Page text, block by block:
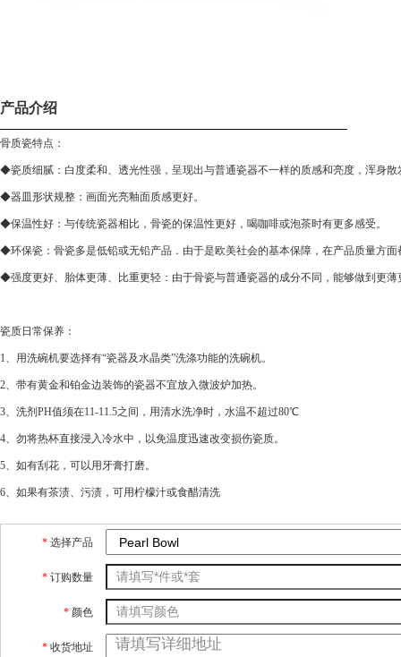
产品介绍
骨质瓷特点：
◆瓷质细腻：白度柔和、透光性强，呈现出与普通瓷器不一样的质感和亮度，浑身散
◆器皿形状规整：画面光亮釉面质感更好。
◆保温性好：与传统瓷器相比，骨瓷的保温性更好，喝咖啡或泡茶时有更多感受。
◆环保瓷：骨瓷多是低铅或无铅产品．由于是欧美社会的基本保障，在产品质量方面
◆强度更好、胎体更薄、比重更轻：由于骨瓷与普通瓷器的成分不同，能够做到更
瓷质日常保养：
1、用洗碗机要选择有“瓷器及水晶类”洗涤功能的洗碗机。
2、带有黄金和铂金边装饰的瓷器不宜放入微波炉加热。
3、洗剂PH值须在11-11.5之间，用清水洗净时，水温不超过80℃
4、勿将热杯直接浸入冷水中，以免温度迅速改变损伤瓷质。
5、如有刮花，可以用牙膏打磨。
6、如果有茶渍、污渍，可用柠檬汁或食醋清洗
*选择产品
*订购数量
*颜色
*收货地址